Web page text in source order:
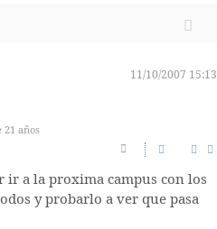
11/10/2007 15:13
21 años
ir a la proxima campus con los
y probarlo a ver que pasa